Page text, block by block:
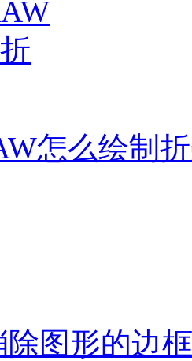
怎么绘制
除图形的边框